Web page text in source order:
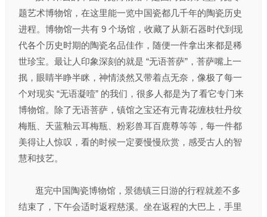
题艺术博物馆，在这里能一览中国瓷都几千年的陶瓷历史
进程。博物馆一共有 9 个场馆，收藏了从新石器时代到现
代各个历史时期的陶瓷名品佳作，随便一件拿出来都是稀
世珍宝。最让人印象深刻的就是 “无语菩萨”，菩萨嘴上一
抿，眼睛半睁半眯，神情淡然又带着点无奈，像极了每一
个对现实 “无语凝噎” 的我们，很多人都是为了看它专门来
博物馆。除了无语菩萨，镇馆之宝还有元青花缠枝牡丹纹
梅瓶、天蓝釉云耳梅瓶、粉彩兽耳百鹿尊等等，每一件都
美得让人惊叹，看的时候一定要慢慢欣赏，感受古人的智
慧和技艺。
逛完中国陶瓷博物馆，景德镇三日游的行程就差不多
结束了，下午会适时返程慈溪。坐在返程的大巴上，手里